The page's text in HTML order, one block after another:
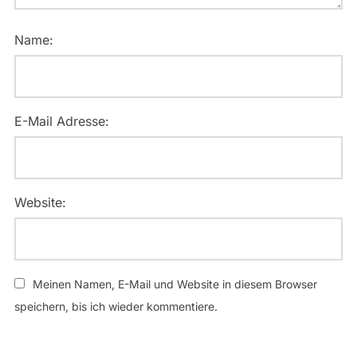
Name:
E-Mail Adresse:
Website:
Meinen Namen, E-Mail und Website in diesem Browser
speichern, bis ich wieder kommentiere.